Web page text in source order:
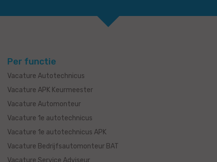
Per functie
Vacature Autotechnicus
Vacature APK Keurmeester
Vacature Automonteur
Vacature 1e autotechnicus
Vacature 1e autotechnicus APK
Vacature Bedrijfsautomonteur BAT
Vacature Service Adviseur